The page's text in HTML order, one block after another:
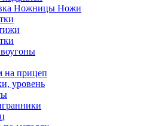
Ножницы Ножи
на прицеп
уровень